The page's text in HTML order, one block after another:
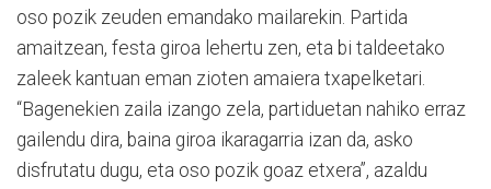
oso pozik zeuden emandako mailarekin. Partida
amaitzean, festa giroa lehertu zen, eta bi taldeetako
zaleek kantuan eman zioten amaiera txapelketari.
“Bagenekien zaila izango zela, partiduetan nahiko erraz
gailendu dira, baina giroa ikaragarria izan da, asko
disfrutatu dugu, eta oso pozik goaz etxera”, azaldu